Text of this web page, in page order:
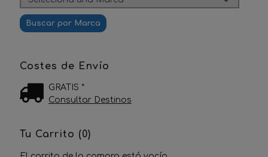
Costes de Envío
GRATIS *
Consultar Destinos
Tu Carrito (0)